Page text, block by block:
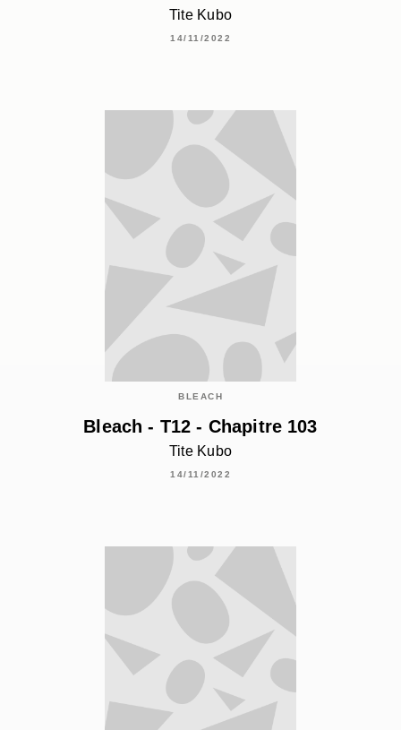
Tite Kubo
14/11/2022
BLEACH
Bleach - T12 - Chapitre 103
Tite Kubo
14/11/2022